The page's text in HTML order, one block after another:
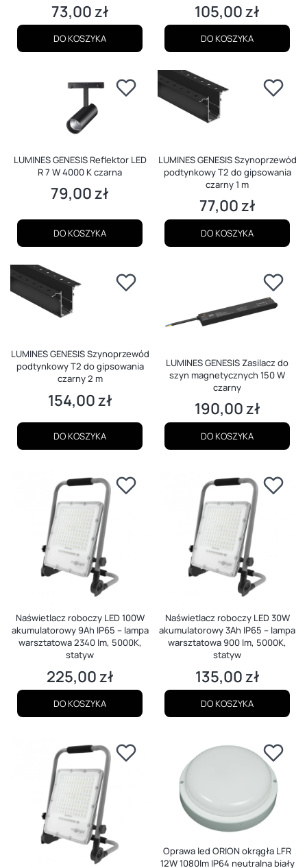
Cena
73,00 zł
DO KOSZYKA
Cena
105,00 zł
DO KOSZYKA
LUMINES GENESIS Reflektor LED
R 7 W 4000 K czarna
Cena
79,00 zł
DO KOSZYKA
LUMINES GENESIS Szynoprzewód
podtynkowy T2 do gipsowania
czarny 1 m
Cena
77,00 zł
DO KOSZYKA
LUMINES GENESIS Szynoprzewód
podtynkowy T2 do gipsowania
czarny 2 m
Cena
154,00 zł
DO KOSZYKA
LUMINES GENESIS Zasilacz do
szyn magnetycznych 150 W
czarny
Cena
190,00 zł
DO KOSZYKA
Naświetlacz roboczy LED 100W
akumulatorowy 9Ah IP65 – lampa
warsztatowa 2340 lm, 5000K,
statyw
Cena
225,00 zł
DO KOSZYKA
Naświetlacz roboczy LED 30W
akumulatorowy 3Ah IP65 – lampa
warsztatowa 900 lm, 5000K,
statyw
Cena
135,00 zł
DO KOSZYKA
Oprawa led ORION okrągła LFR
12W 1080lm IP64 neutralna biały